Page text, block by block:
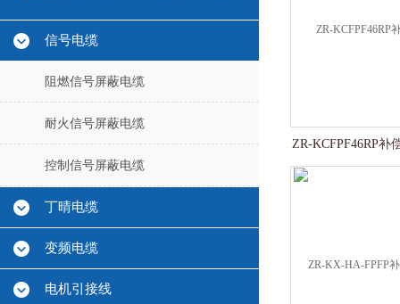
信号电缆
阻燃信号屏蔽电缆
耐火信号屏蔽电缆
控制信号屏蔽电缆
丁晴电缆
变频电缆
电机引接线
ZR-KCFPF46RP补